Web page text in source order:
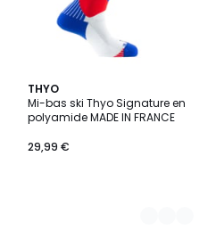
THYO
Mi-bas ski Thyo Signature en
polyamide MADE IN FRANCE
29,99 €
2
Couleurs